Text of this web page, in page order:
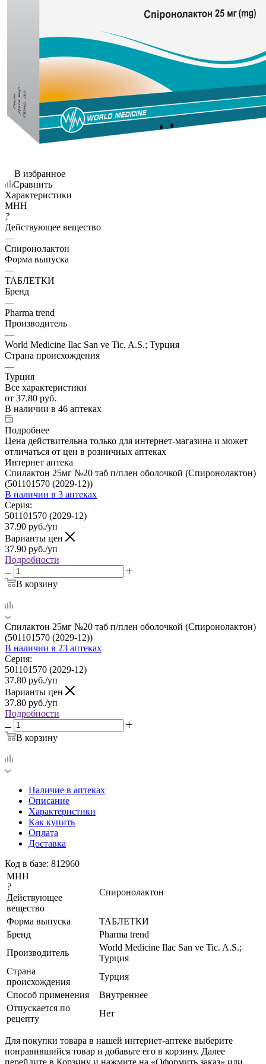
В избранное
Сравнить
Характеристики
МНН
?
Действующее вещество
—
Спиронолактон
Форма выпуска
—
ТАБЛЕТКИ
Бренд
—
Pharma trend
Производитель
—
World Medicine Ilac San ve Tic. A.S.; Турция
Страна происхождения
—
Турция
Все характеристики
от 37.80 руб.
В наличии в 46 аптеках
Подробнее
Цена действительна только для интернет-магазина и может
отличаться от цен в розничных аптеках
Интернет аптека
Спилактон 25мг №20 таб п/плен оболочкой (Спиронолактон)
(501101570 (2029-12))
В наличии в 3 аптеках
Серия:
501101570 (2029-12)
37.90 руб./уп
Варианты цен
37.90 руб./уп
Подробности
В корзину
Спилактон 25мг №20 таб п/плен оболочкой (Спиронолактон)
(501101570 (2029-12))
В наличии в 23 аптеках
Серия:
501101570 (2029-12)
37.80 руб./уп
Варианты цен
37.80 руб./уп
Подробности
В корзину
Наличие в аптеках
Описание
Характеристики
Как купить
Оплата
Доставка
Код в базе: 812960
МНН
?
Действующее
вещество
Спиронолактон
Форма выпуска
ТАБЛЕТКИ
Бренд
Pharma trend
Производитель
World Medicine Ilac San ve Tic. A.S.;
Турция
Страна
происхождения
Турция
Способ применения
Внутреннее
Отпускается по
рецепту
Нет
Для покупки товара в нашей интернет-аптеке выберите
понравившийся товар и добавьте его в корзину. Далее
перейдите в Корзину и нажмите на «Оформить заказ» или